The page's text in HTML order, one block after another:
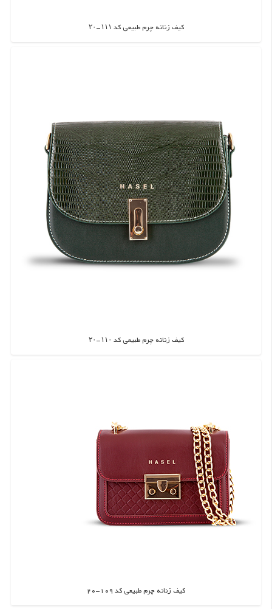
کیف زنانه چرم طبیعی کد ۱۱۱-۲۰
اطلاعات بیشتر
کیف زنانه چرم طبیعی کد ۱۱۰-۲۰
اطلاعات بیشتر
کیف زنانه چرم طبیعی کد 109-20
اطلاعات بیشتر